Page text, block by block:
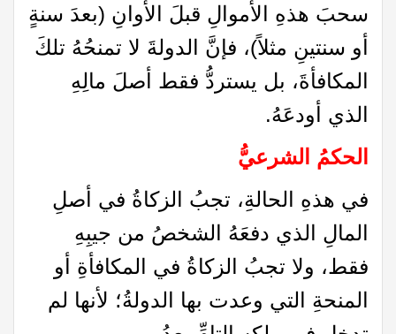
سحبَ هذهِ الأموالِ قبلَ الأوانِ (بعدَ سنةٍ
أو سنتينِ مثلاً)، فإنَّ الدولةَ لا تمنحُهُ تلكَ
المكافأةَ، بل يستردُّ فقط أصلَ مالِهِ
الذي أودعَهُ.
الحكمُ الشرعيُّ
في هذهِ الحالةِ، تجبُ الزكاةُ في أصلِ
المالِ الذي دفعَهُ الشخصُ من جيبِهِ
فقط، ولا تجبُ الزكاةُ في المكافأةِ أو
المنحةِ التي وعدت بها الدولةُ؛ لأنها لم